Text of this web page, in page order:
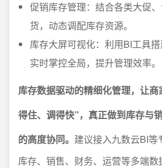
促销库存管理：结合各类大促
货，动态调配库存资源。
库存大屏可视化：利用BI工具搭
实时掌控全局，提升管理效率。
库存数据驱动的精细化管理，让
得住、调得快”，真正做到库存与
的高度协同。 建议接入九数云BI
库存、销售、财务、运营等多端